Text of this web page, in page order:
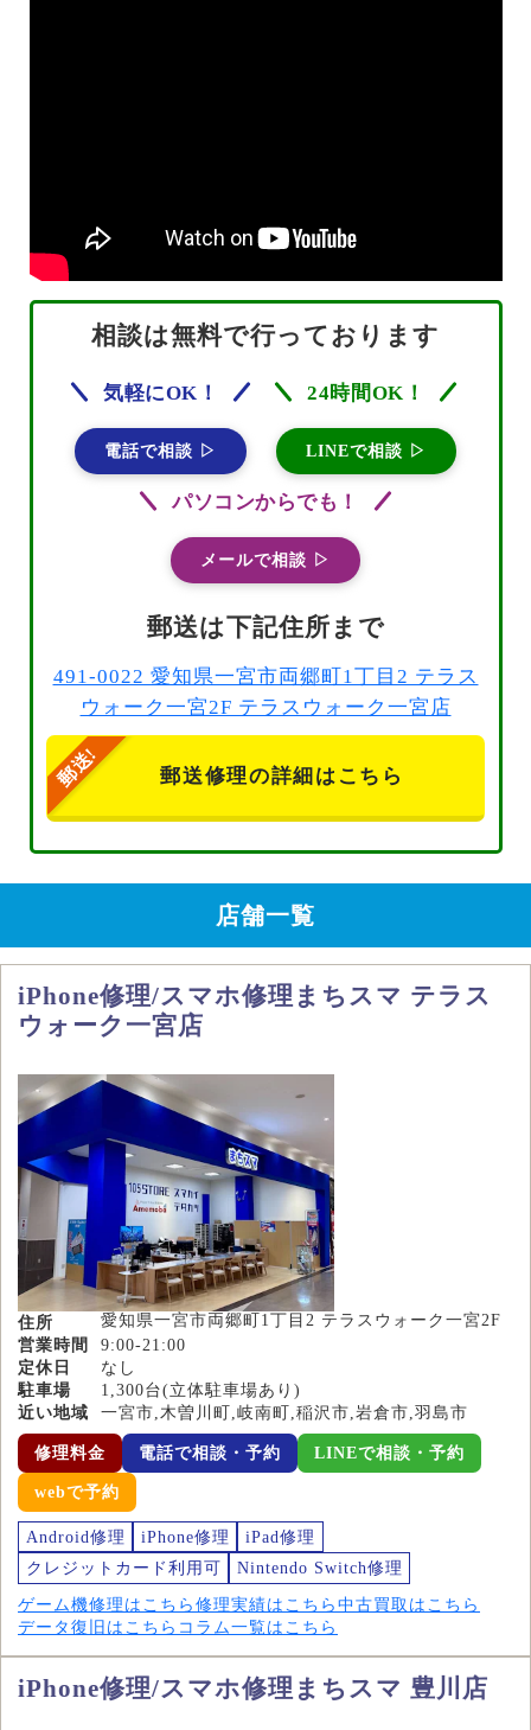
相談は無料で行っております
気軽にOK！
電話で相談 ▷
24時間OK！
LINEで相談 ▷
パソコンからでも！
メールで相談 ▷
郵送は下記住所まで
491-0022 愛知県一宮市両郷町1丁目2 テラス
ウォーク一宮2F テラスウォーク一宮店
郵送修理の詳細はこちら
店舗一覧
iPhone修理/スマホ修理まちスマ テラス
ウォーク一宮店
住所
愛知県一宮市両郷町1丁目2 テラスウォーク一宮2F
営業時間
9:00-21:00
定休日
なし
駐車場
1,300台(立体駐車場あり)
近い地域
一宮市,木曽川町,岐南町,稲沢市,岩倉市,羽島市
修理料金 電話で相談・予約 LINEで相談・予約
webで予約
Android修理 iPhone修理
iPad修理
クレジットカード利用可
Nintendo Switch修理
ゲーム機修理はこちら 修理実績はこちら 中古買取はこちら
データ復旧はこちら コラム一覧はこちら
iPhone修理/スマホ修理まちスマ 豊川店